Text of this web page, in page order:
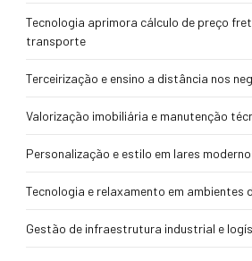
Tecnologia aprimora cálculo de preço
transporte
Terceirização e ensino a distância nos
Valorização imobiliária e manutenção
Personalização e estilo em lares
Tecnologia e relaxamento em ambientes
Gestão de infraestrutura industrial e